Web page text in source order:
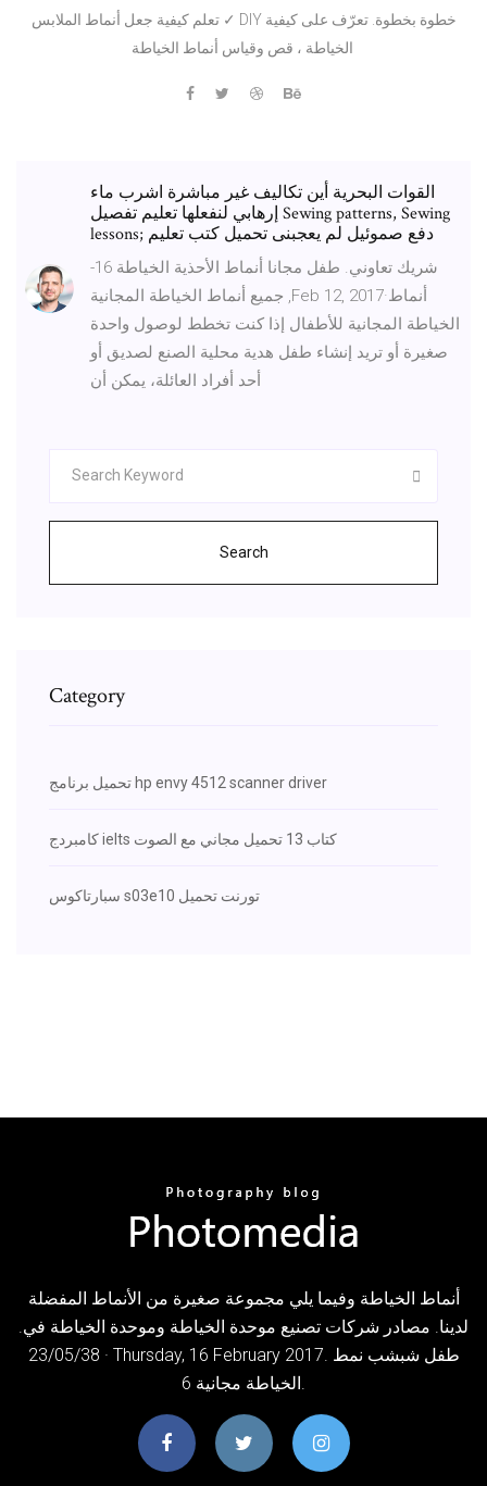
✓ تعلم كيفية جعل أنماط الملابس DIY خطوة بخطوة. تعرّف على كيفية
القوات البحرية أين تكاليف غير مباشرة اشرب ماء
إرهابي لنفعلها تعليم تفصيل Sewing patterns, Sewing
شريك تعاوني. طفل مجانا أنماط الأحذية الخياطة 16-
جميع أنماط الخياطة المجانية ,Feb 12, 2017·أنماط
الخياطة المجانية للأطفال إذا كنت تخطط لوصول واحدة
صغيرة أو تريد إنشاء طفل هدية محلية الصنع لصديق أو
أحد أفراد العائلة، يمكن أن
Search
Category
تحميل برنامج hp envy 4512 scanner driver
كامبردج ielts كتاب 13 تحميل مجاني مع الصوت
سبارتاكوس s03e10 تورنت تحميل
أنماط الخياطة وفيما يلي مجموعة صغيرة من الأنماط المفضلة
لدينا. مصادر شركات تصنيع موحدة الخياطة وموحدة الخياطة في.
23/05/38 · Thursday, 16 February 2017. طفل شبشب نمط